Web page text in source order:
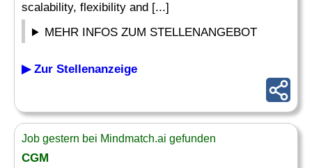
scalability, flexibility and [...]
MEHR INFOS ZUM STELLENANGEBOT
▶ Zur Stellenanzeige
Job gestern bei Mindmatch.ai gefunden
CGM